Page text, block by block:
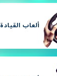
ألعاب القيادة